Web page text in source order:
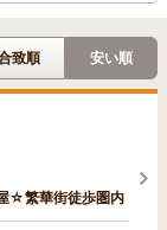
致順 安い順
☆繁華街徒歩圏内